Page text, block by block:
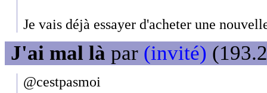
Je vais déjà essayer d'acheter une
J'ai mal là par (invité)
@cestpasmoi